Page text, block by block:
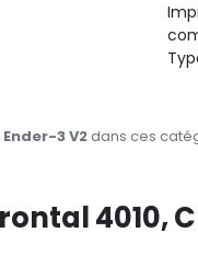
3 V2dans ces
4010,